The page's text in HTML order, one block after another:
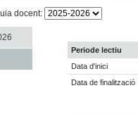
docent:
Periode lectiu
Data d'inici
Data de finalització